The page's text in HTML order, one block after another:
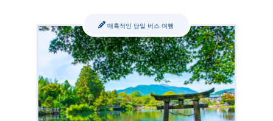
매혹적인 당일 버스 여행